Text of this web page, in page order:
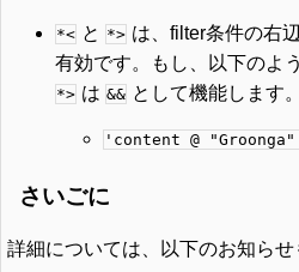
*< と *> は、filter条件の右
有効です。もし、以下のよ
*> は && として機能します。
'content @
さいごに
詳細については、以下のお知らせ